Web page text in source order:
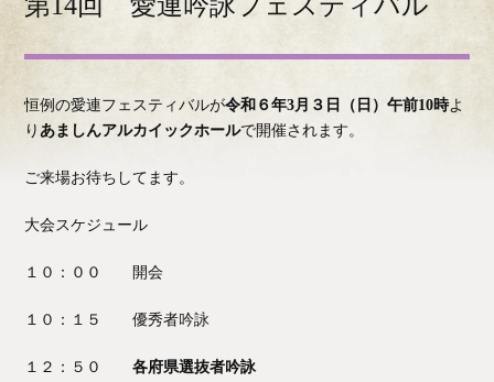
恒例の愛連フェスティバルが令和６年3月３日（日）午前10時よ
り あましんアルカイックホールで開催されます。
ご来場お待ちしてます。
大会スケジュール
１０：００ 開会
１０：１５ 優秀者吟詠
１２：５０各府県選抜者吟詠